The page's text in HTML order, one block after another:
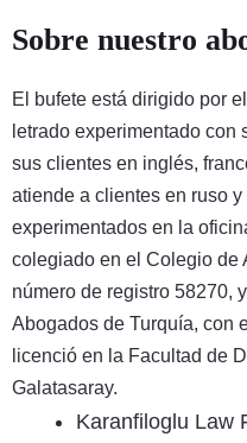
Sobre nuestro
El bufete está dirigido por
letrado experimentado con
sus clientes en inglés,
atiende a clientes en ruso
experimentados en la
colegiado en el Colegio de
número de registro 58270,
Abogados de Turquía, con
licenció en la Facultad de
Galatasaray.
Karanfiloglu Law